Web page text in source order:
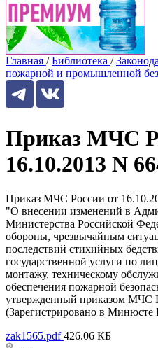
Главная / Библиотека /
пожарной и промышленной
Приказ МЧС
16.10.2013 N
Приказ МЧС России от
"О внесении изменений в
Министерства Российской
обороны, чрезвычайным
последствий стихийных
государственной услуги по
монтажу, техническому
обеспечения пожарной
утвержденный приказом МЧС
(Зарегистрировано в Минюсте
zak1565.pdf426.06 КБ